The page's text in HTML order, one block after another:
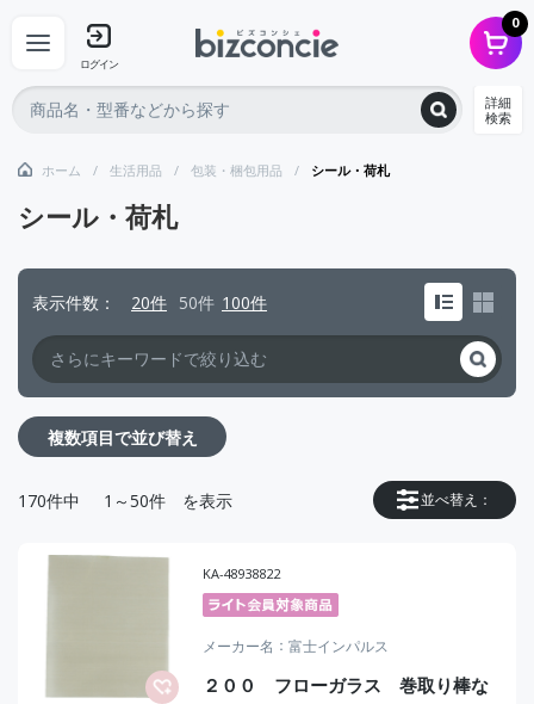
ログイン
0
詳細
検索
ホーム 生活用品 包装・梱包用品 シール・荷札
シール・荷札
表示件数 20件 50件 100件
複数項目で並び替え
並べ替え：
170件中 1～50件 を表示
KA-48938822
メーカー名 富士インパルス
２００ フローガラス 巻取り棒な